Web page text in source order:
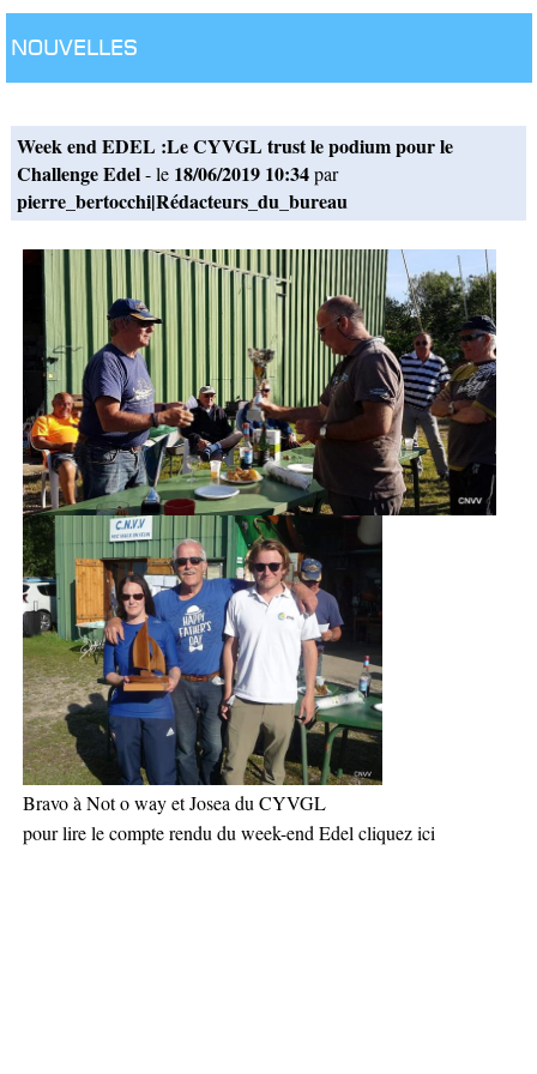
Nouvelles
Week end EDEL :Le CYVGL trust le podium pour le
Challenge Edel- le 18/06/2019 10:34par
pierre_bertocchi|Rédacteurs_du_bureau
Bravo à Not o way et Josea du CYVGL
pour lire le compte rendu du week-end Edel cliquez ici